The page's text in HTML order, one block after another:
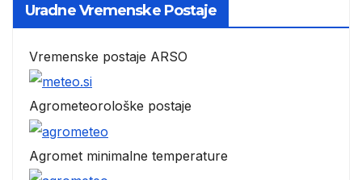
Uradne Vremenske Postaje
Vremenske postaje ARSO
Agrometeorološke postaje
Agromet minimalne temperature